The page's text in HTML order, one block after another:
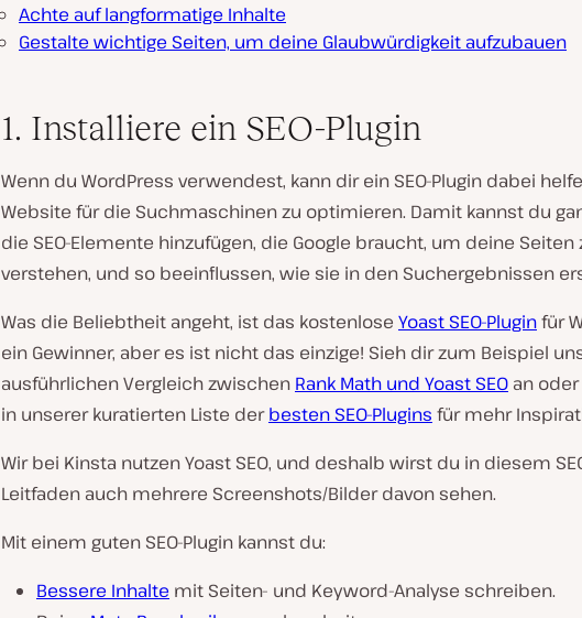
Achte auf langformatige Inhalte
Gestalte wichtige Seiten, um deine Glaubwürdigkeit aufzubauen
1. Installiere ein SEO-Plugin
Wenn du WordPress verwendest, kann dir ein SEO-Plugin dabei
Website für die Suchmaschinen zu optimieren. Damit kannst du
die SEO-Elemente hinzufügen, die Google braucht, um deine Seiten
verstehen, und so beeinflussen, wie sie in den Suchergebnissen
Was die Beliebtheit angeht, ist das kostenlose Yoast SEO-Pluginfür
ein Gewinner, aber es ist nicht das einzige! Sieh dir zum Beispiel
ausführlichen Vergleich zwischen Rank Math und Yoast SEO an
in unserer kuratierten Liste derbesten SEO-Plugins für mehr
Wir bei Kinsta nutzen Yoast SEO, und deshalb wirst du in diesem
Leitfaden auch mehrere Screenshots/Bilder davon sehen.
Mit einem guten SEO-Plugin kannst du:
Bessere Inhalte mit Seiten- und Keyword-Analyse schreiben.